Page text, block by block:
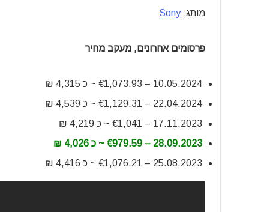
מותג:Sony
פרסומים אחרונים, מעקב מחיר
10.05.2024 – €1,073.93 ~ כ 4,315 ₪
22.04.2024 – €1,129.31 ~ כ 4,539 ₪
17.11.2023 – €1,041 ~ כ 4,219 ₪
28.09.2023 – €979.59 ~ כ 4,026 ₪
25.08.2023 – €1,076.21 ~ כ 4,416 ₪